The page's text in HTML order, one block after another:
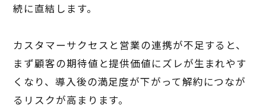
続に直結します。
カスタマーサクセスと営業の連携が不足すると、
まず顧客の期待値と提供価値にズレが生まれやす
くなり、導入後の満足度が下がって解約につなが
るリスクが高まります。